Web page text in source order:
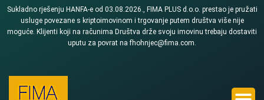
Sukladno rješenju HANFA-e od 03.08.2026., FIMA PLUS d.o.o. prestao je pružati
usluge povezane s kriptoimovinom i trgovanje putem društva više nije
moguće. Klijenti koji na računima Društva drže svoju imovinu trebaju dostaviti
uputu za povrat na fhohnjec@fima.com.